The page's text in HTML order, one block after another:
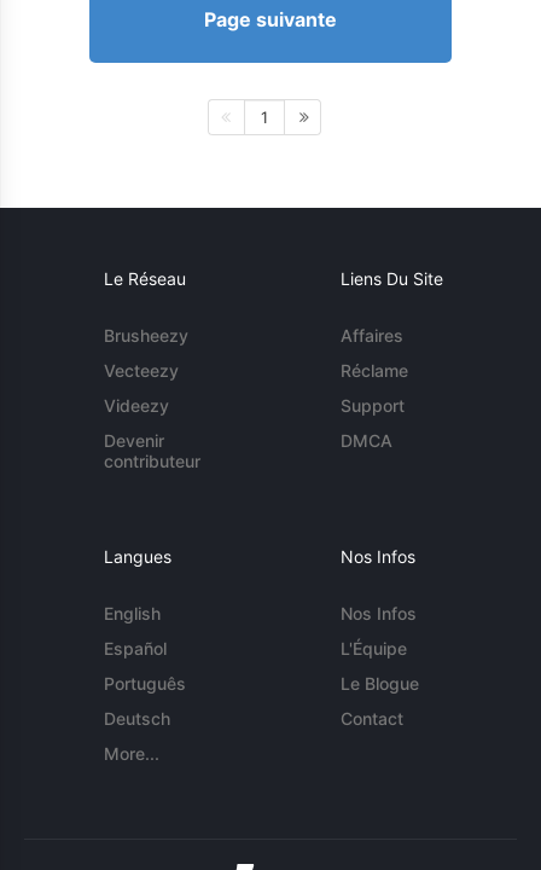
Page suivante
1
Le Réseau
Brusheezy
Vecteezy
Videezy
Devenir
contributeur
Liens Du Site
Affaires
Réclame
Support
DMCA
Langues
English
Español
Português
Deutsch
More...
Nos Infos
Nos Infos
L'Équipe
Le Blogue
Contact